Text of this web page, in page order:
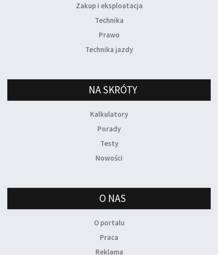
Zakup i eksploatacja
Technika
Prawo
Technika jazdy
NA SKRÓTY
Kalkulatory
Porady
Testy
Nowości
O NAS
O portalu
Praca
Reklama